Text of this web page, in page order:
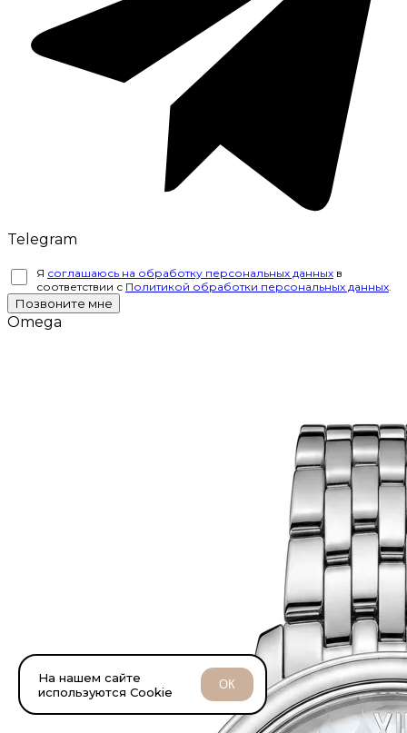
Telegram
Я соглашаюсь на обработку персональных данных в
соответствии с Политикой обработки персональных данных
Позвоните мне
Omega
На нашем сайте
используются Cookie
ОК